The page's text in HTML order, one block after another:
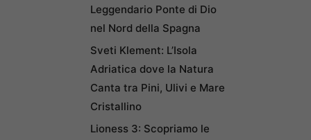
Leggendario Ponte di Dio
nel Nord della Spagna
Sveti Klement: L’Isola
Adriatica dove la Natura
Canta tra Pini, Ulivi e Mare
Cristallino
Lioness 3: Scopriamo le